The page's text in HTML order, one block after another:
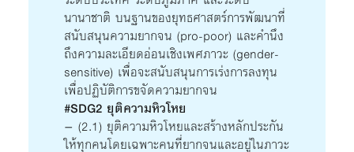
นานาชาติ บนฐานของยุทธศาสตร์การพัฒนาที่
สนับสนุนความยากจน (pro-poor) และคำนึง
ถึงความละเอียดอ่อนเชิงเพศภาวะ (gender-
sensitive) เพื่อจะสนับสนุนการเร่งการลงทุน
เพื่อปฏิบัติการขจัดความยากจน
#SDG2 ยุติความหิวโหย
– (2.1) ยุติความหิวโหยและสร้างหลักประกัน
ให้ทุกคนโดยเฉพาะคนที่ยากจนและอยู่ในภาวะ